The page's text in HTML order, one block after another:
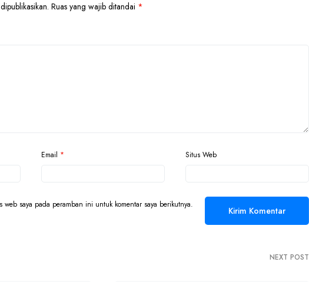
Ruas yang wajib ditandai *
Email * Situs Web
saya pada peramban ini untuk komentar saya berikutnya.
NEXT POST